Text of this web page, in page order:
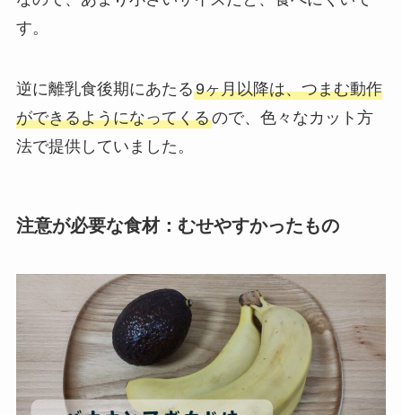
す。
逆に離乳食後期にあたる9ヶ月以降は、つまむ動作
ができるようになってくるので、色々なカット方
法で提供していました。
注意が必要な食材：むせやすかったもの